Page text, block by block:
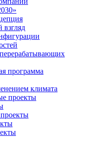
программа
климата
проекты